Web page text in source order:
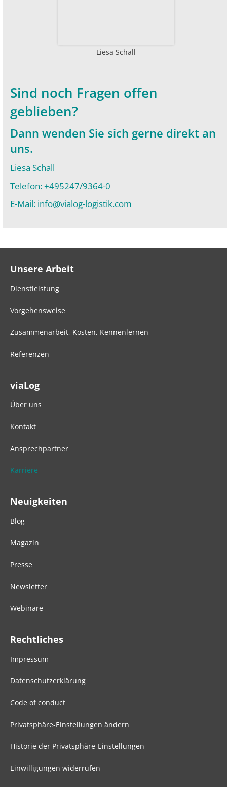
Liesa Schall
Sind noch Fragen offen
geblieben?
Dann wenden Sie sich gerne direkt an
uns.
Liesa Schall
Telefon:+495247/9364-0
E-Mail: info@vialog-logistik.com
Unsere Arbeit
Dienstleistung
Vorgehensweise
Zusammenarbeit, Kosten, Kennenlernen
Referenzen
viaLog
Über uns
Kontakt
Ansprechpartner
Karriere
Neuigkeiten
Blog
Magazin
Presse
Newsletter
Webinare
Rechtliches
Impressum
Datenschutzerklärung
Code of conduct
Privatsphäre-Einstellungen ändern
Historie der Privatsphäre-Einstellungen
Einwilligungen widerrufen